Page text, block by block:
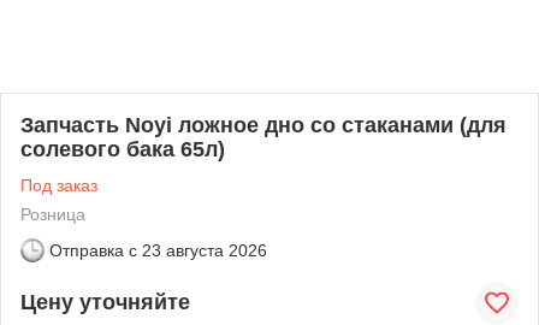
Запчасть Noyi ложное дно со стаканами (для
солевого бака 65л)
Под заказ
Розница
Отправка с 23 августа 2026
Цену уточняйте